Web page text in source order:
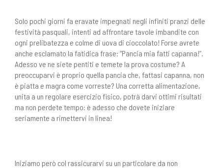
Solo pochi giorni fa eravate impegnati negli infiniti pranzi delle
festività pasquali, intenti ad affrontare tavole imbandite con
ogni prelibatezza e colme di uova di cioccolato! Forse avrete
anche esclamato la fatidica frase: “Pancia mia fatti capanna!”.
Adesso ve ne siete pentiti e temete la prova costume? A
preoccuparvi è proprio quella pancia che, fattasi capanna, non
è piatta e magra come vorreste? Una corretta alimentazione,
unita a un regolare esercizio fisico, potrà darvi ottimi risultati
ma non perdete tempo: è adesso che dovete iniziare
seriamente a rimettervi in linea!
Iniziamo però col rassicurarvi su un particolare da non